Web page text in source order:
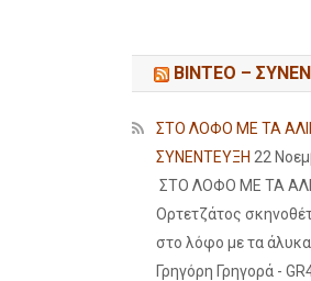
ΒΙΝΤΕΟ –
ΣΤΟ ΛΟΦΟ ΜΕ ΤΑ
ΣΥΝΕΝΤΕΥΞΗ 22
ΣΤΟ ΛΟΦΟ ΜΕ ΤΑ
Ορτετζάτος
στο λόφο με τα
Γρηγόρη Γρηγορά -